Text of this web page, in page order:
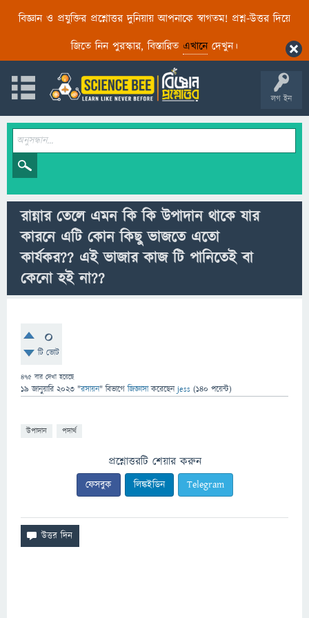
বিজ্ঞান ও প্রযুক্তির প্রশ্নোত্তর দুনিয়ায় আপনাকে স্বাগতম! প্রশ্ন-উত্তর দিয়ে
জিতে নিন পুরস্কার, বিস্তারিত এখানেদেখুন।
লগ ইন
রান্নার তেলে এমন কি কি উপাদান থাকে যার
কারনে এটি কোন কিছু ভাজতে এতো
কার্যকর?? এই ভাজার কাজ টি পানিতেই বা
কেনো হই না??
0
টি ভোট
475 বার দেখা হয়েছে
19 জানুয়ারি 2023 "রসায়ন" বিভাগে জিজ্ঞাসাকরেছেনjess (140 পয়েন্ট)
উপাদান পদার্থ
প্রশ্নোত্তরটি শেয়ার করুন
ফেসবুক লিঙ্কইডিন Telegram